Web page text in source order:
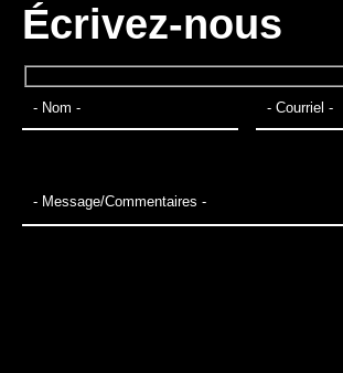
Écrivez-nous